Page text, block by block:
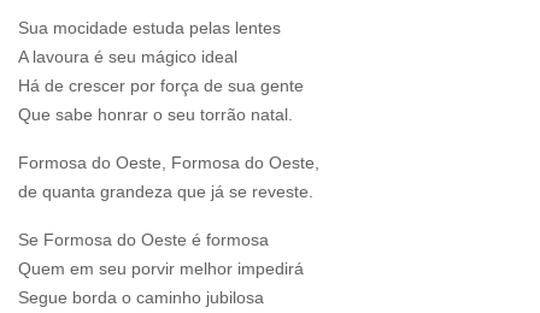
Sua mocidade estuda pelas lentes
A lavoura é seu mágico ideal
Há de crescer por força de sua gente
Que sabe honrar o seu torrão natal.
Formosa do Oeste, Formosa do Oeste,
de quanta grandeza que já se reveste.
Se Formosa do Oeste é formosa
Quem em seu porvir melhor impedirá
Segue borda o caminho jubilosa